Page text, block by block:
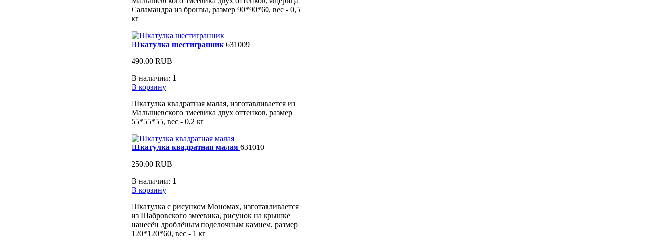
Саламандра из бронзы, размер 90*90*60, вес - 0,5
кг
Шкатулка шестигранник 631009
490.00 RUB
В наличии: 1
В корзину
Шкатулка квадратная малая, изготавливается из
Малышевского змеевика двух оттенков, размер
55*55*55, вес - 0,2 кг
Шкатулка квадратная малая 631010
250.00 RUB
В наличии: 1
В корзину
Шкатулка с рисунком Мономах, изготавливается
из Шабровского змеевика, рисунок на крышке
нанесён дроблёным поделочным камнем, размер
120*120*60, вес - 1 кг